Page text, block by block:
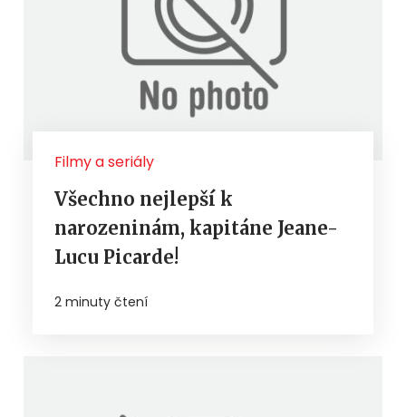
Filmy a seriály
Všechno nejlepší k
narozeninám, kapitáne Jeane-
Lucu Picarde!
2 minuty čtení